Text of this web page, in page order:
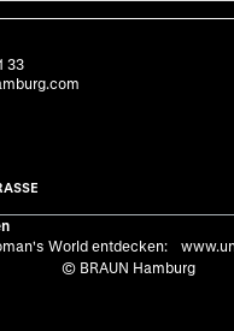
33
World entdecken:
© BRAUN Hamburg